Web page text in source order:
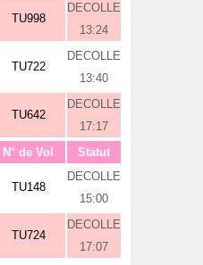
TU998
DECOLLE
13:24
TU722
DECOLLE
13:40
TU642
DECOLLE
17:17
N° de Vol Statut
TU148
DECOLLE
15:00
TU724
DECOLLE
17:07